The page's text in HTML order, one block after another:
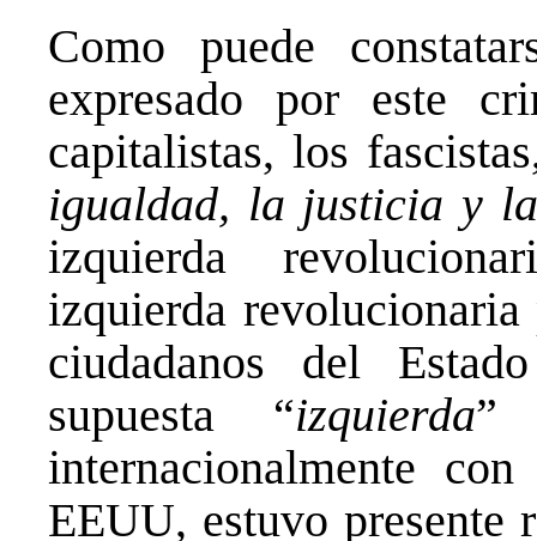
Como puede
expresado por este
capitalistas, los
igualdad, la justicia y
izquierda
izquierda revolucionaria
ciudadanos del
supuesta “izquierda”
internacionalmente
EEUU, estuvo presente